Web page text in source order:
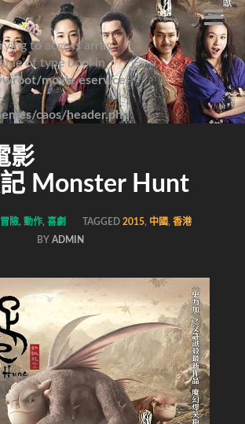
to access array
of type bool in
movie.eservice-
caos/header.php
影
Monster Hunt
冒險, 動作, 喜劇 TAGGED2015, 中國,香港
BYADMIN